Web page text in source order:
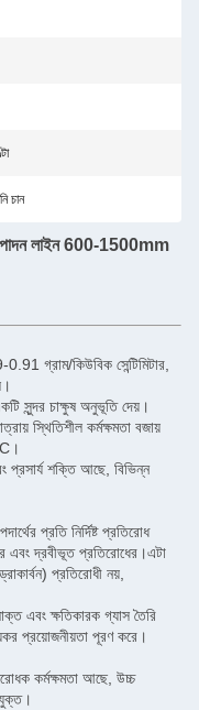
চান
উত্পাদন লাইন 600-1500mm
গ্রাম/কিউবিক সেন্টিমিটার,
সুন্দর চাক্ষুষ অনুভূতি দেয়।
স্থিতিশীল কর্মক্ষমতা বজায়
প্রসার্য শক্তি আছে, বিভিন্ন
প্রতি নির্দিষ্ট প্রতিরোধ
এবং দ্রবীভূত প্রতিরোধের।এটা
প্রতিরোধী নয়,
এবং ক্ষতিকারক গ্যাস তৈরি
প্রয়োজনীয়তা পূরণ করে।
কর্মক্ষমতা আছে, উচ্চ